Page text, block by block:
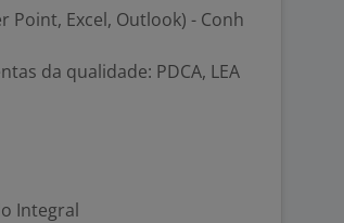
Point, Excel, Outlook) - Conh
da qualidade: PDCA, LEA
Integral